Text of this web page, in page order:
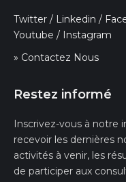
Twitter / Linkedin /
Youtube / Instagram
» Contactez Nous
Restez informé
Inscrivez-vous à notre
recevoir les dernières
activités à venir, les
de participer aux